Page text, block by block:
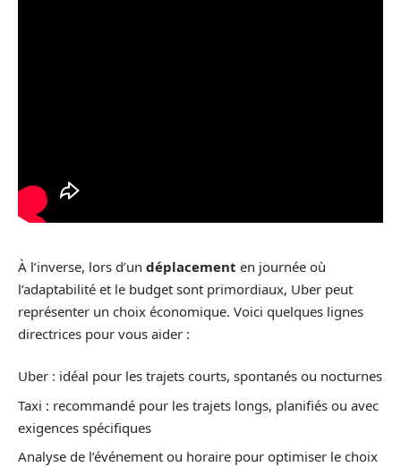
À l’inverse, lors d’un déplacement en journée où
l’adaptabilité et le budget sont primordiaux, Uber peut
représenter un choix économique. Voici quelques lignes
directrices pour vous aider :
Uber : idéal pour les trajets courts, spontanés ou nocturnes
Taxi : recommandé pour les trajets longs, planifiés ou avec
exigences spécifiques
Analyse de l’événement ou horaire pour optimiser le choix